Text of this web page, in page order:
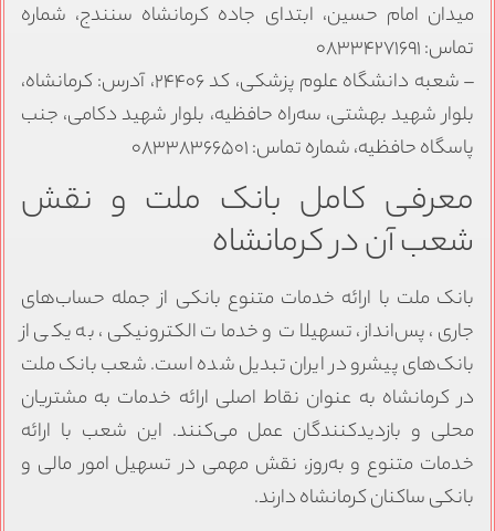
میدان امام حسین، ابتدای جاده کرمانشاه سنندج، شماره
تماس: ۰۸۳۳۴۲۷۱۶۹۱
– شعبه دانشگاه علوم پزشکی، کد ۲۴۴۰۶، آدرس: کرمانشاه،
بلوار شهید بهشتی، سه‌راه حافظیه، بلوار شهید دکامی، جنب
پاسگاه حافظیه، شماره تماس: ۰۸۳۳۸۳۶۶۵۰۱
معرفی کامل بانک ملت و نقش
شعب آن در کرمانشاه
بانک ملت با ارائه خدمات متنوع بانکی از جمله حساب‌های
جاری، پس‌انداز، تسهیلات و خدمات الکترونیکی، به یکی از
بانک‌های پیشرو در ایران تبدیل شده است. شعب بانک ملت
در کرمانشاه به عنوان نقاط اصلی ارائه خدمات به مشتریان
محلی و بازدیدکنندگان عمل می‌کنند. این شعب با ارائه
خدمات متنوع و به‌روز، نقش مهمی در تسهیل امور مالی و
بانکی ساکنان کرمانشاه دارند.